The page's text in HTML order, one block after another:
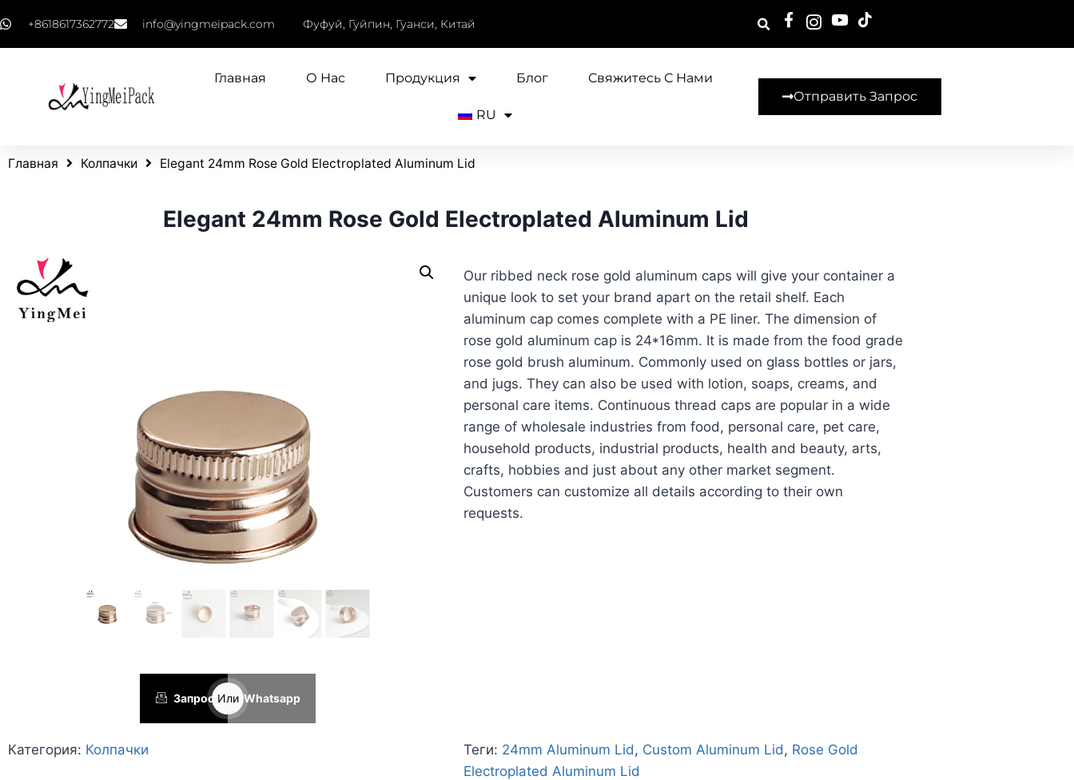
+8618617362772 info@yingmeipack.com Фуфуй, Гуйпин, Гуанси, Китай
Главная О Нас Продукция Блог Свяжитесь С Нами
RU
Отправить Запрос
Главная Колпачки Elegant 24mm Rose Gold Electroplated Aluminum Lid
Elegant 24mm Rose Gold Electroplated Aluminum Lid
Запрос Или Whatsapp
Our ribbed neck rose gold aluminum caps will give your container a
unique look to set your brand apart on the retail shelf. Each
aluminum cap comes complete with a PE liner. The dimension of
rose gold aluminum cap is 24*16mm. It is made from the food grade
rose gold brush aluminum. Commonly used on glass bottles or jars,
and jugs. They can also be used with lotion, soaps, creams, and
personal care items. Continuous thread caps are popular in a wide
range of wholesale industries from food, personal care, pet care,
household products, industrial products, health and beauty, arts,
crafts, hobbies and just about any other market segment.
Customers can customize all details according to their own
requests.
Категория: Колпачки Теги: 24mm Aluminum Lid , Custom Aluminum Lid , Rose Gold
Electroplated Aluminum Lid